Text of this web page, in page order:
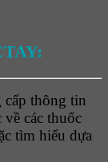
thông tin
các thuốc
tìm hiểu dựa